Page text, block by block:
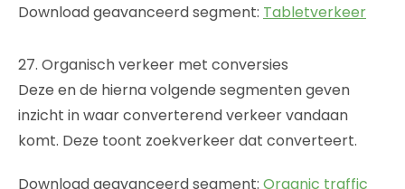
Download geavanceerd segment: Tabletverkeer
27. Organisch verkeer met conversies
Deze en de hierna volgende segmenten geven
inzicht in waar converterend verkeer vandaan
komt. Deze toont zoekverkeer dat converteert.
Download geavanceerd segment: Organic traffic